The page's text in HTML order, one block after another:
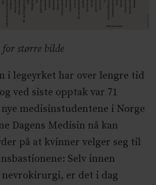
større bilde
i legeyrket har over lengre tid
ved siste opptak var 71
medisinstudentene i Norge
Dagens Medisin nå kan
på at kvinner velger seg til
Selv innen
nevrokirurgi, er det i dag